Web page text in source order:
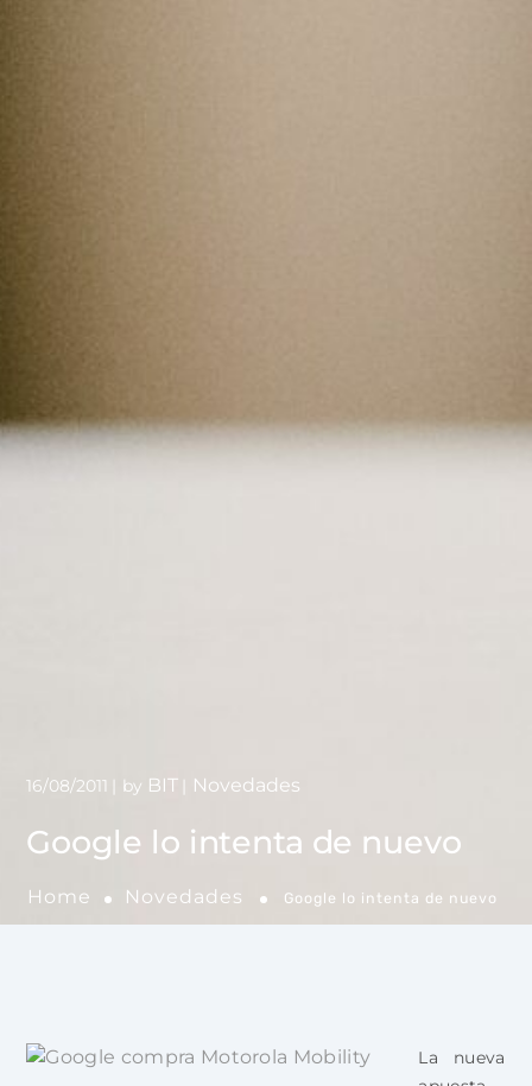
Google lo intenta de nuevo
Home Novedades Google lo intenta de nuevo
16/08/2011 by BIT Novedades
La nueva